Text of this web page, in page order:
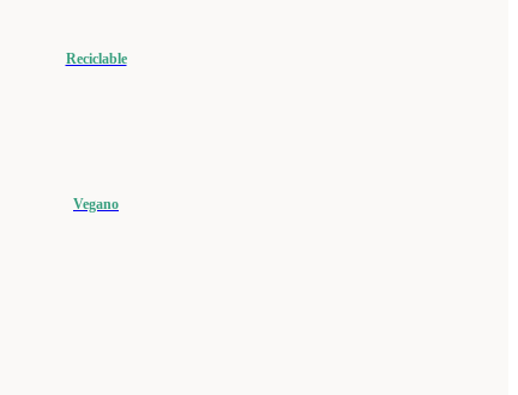
Reciclable
Vegano